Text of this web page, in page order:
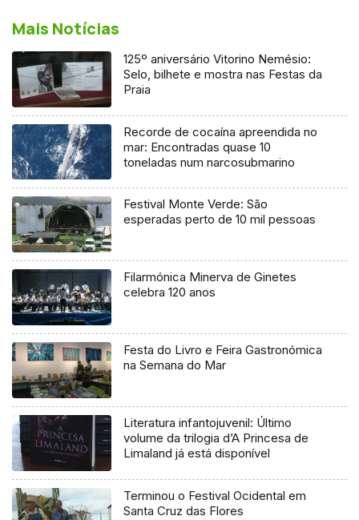
Mais Notícias
125º aniversário Vitorino Nemésio:
Selo, bilhete e mostra nas Festas da
Praia
Recorde de cocaína apreendida no
mar: Encontradas quase 10
toneladas num narcosubmarino
Festival Monte Verde: São
esperadas perto de 10 mil pessoas
Filarmónica Minerva de Ginetes
celebra 120 anos
Festa do Livro e Feira Gastronómica
na Semana do Mar
Literatura infantojuvenil: Último
volume da trilogia d’A Princesa de
Limaland já está disponível
Terminou o Festival Ocidental em
Santa Cruz das Flores